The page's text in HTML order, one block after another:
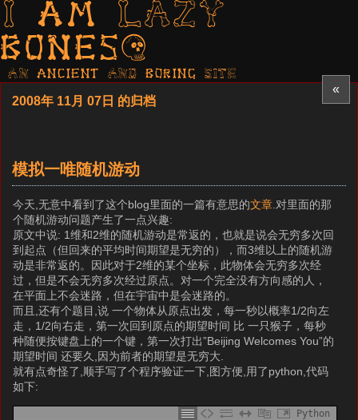
I am LAZY
bones?
AN ancient AND boring SITE
«
2008年 11月 07日 的归档
模拟一唯随机游动
今天,无意中看到了这个blog里面的一篇有意思的文章 .对里面的那
个随机游动问题产生了一点兴趣:
原文中说: 1维和2维的随机游动是常返的，也就是说会无穷多次回
到起点（但回来的平均时间期望是无穷的），而3维以上的随机游
动是非常返的。因此对于2维的某个坐标，此物体会无穷多次经
过，但是不会无穷多次经过原点。对一个完全没有方向感的人，
在平面上不会迷路，但在宇宙中是会迷路的。
而且,还有个题目,说 一个物体从原点出发，每一秒以概率1/2向左
走，1/2向右走，第一次回到原点的期望时间 比 一只猴子，每秒
种随便按键盘上的一个键，第一次打出”Beijing Welcomes You”的
期望时间 还要久,因为前者的期望是无穷大.
就有点奇怪了,顺手写了个程序验证一下,图方便,用了python,代码
如下:
Python